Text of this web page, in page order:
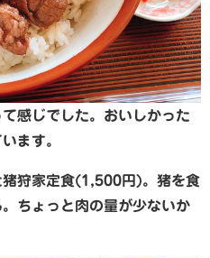
感じでした。おいしかった
ます。
猪狩家定食(1,500円)。猪を食
ちょっと肉の量が少ないか